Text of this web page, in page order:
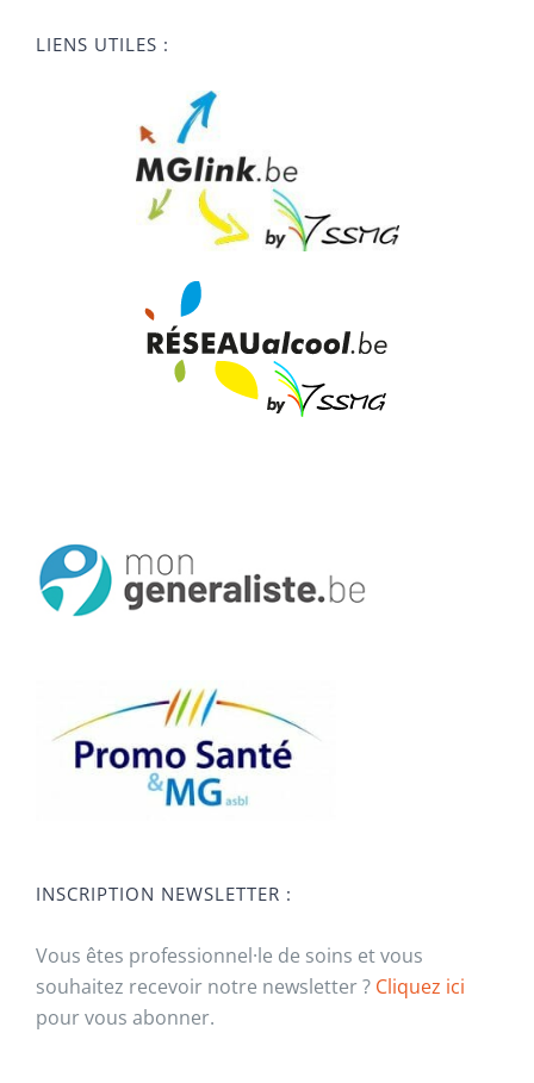
LIENS UTILES :
INSCRIPTION NEWSLETTER :
Vous êtes professionnel·le de soins et vous
souhaitez recevoir notre newsletter ? Cliquez ici
pour vous abonner.